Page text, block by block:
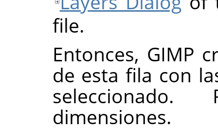
file.
Entonces, GIMP
de esta fila con
dimensiones.